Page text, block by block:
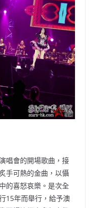
唱會的開場歌曲，接
手可熱的金曲，以懾
的喜怒哀樂。是次全
15年而舉行，給予澳